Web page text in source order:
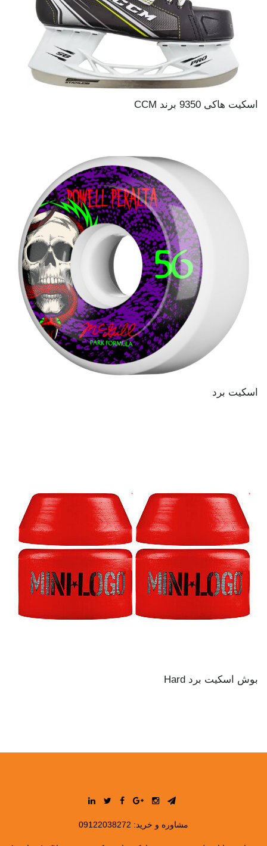
اسکیت هاکی 9350 برند CCM
اسکیت برد
بوش اسکیت برد Hard
مشاوره و خرید: 09122038272